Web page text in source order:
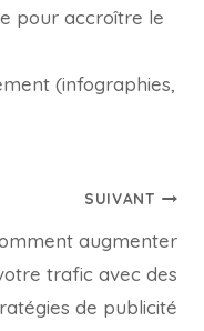
pour accroître le
(infographies,
SUIVANT
augmenter
trafic avec des
de publicité